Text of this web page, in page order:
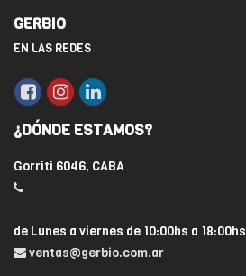
GERBIO
EN LAS REDES
¿DÓNDE ESTAMOS?
Gorriti 6046, CABA
de Lunes a viernes de 10:00hs a 18:00hs
ventas@gerbio.com.ar